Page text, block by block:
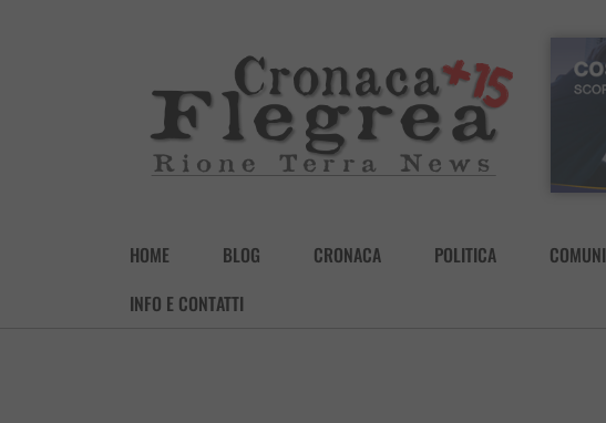
HOME BLOG CRONACA POLITICA COMUNI
INFO E CONTATTI